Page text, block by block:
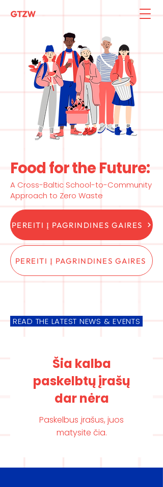
Food for the Future:
A Cross-Baltic School-to-Community
Approach to Zero Waste
PEREITI Į PAGRINDINES GAIRES
PEREITI Į PAGRINDINES GAIRES
READ THE LATEST NEWS & EVENTS
Šia kalba
paskelbtų įrašų
dar nėra
Paskelbus įrašus, juos
matysite čia.